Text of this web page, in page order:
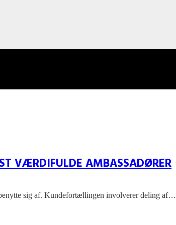
VÆRDIFULDE AMBASSADØRER
sig af. Kundefortællingen involverer deling af…